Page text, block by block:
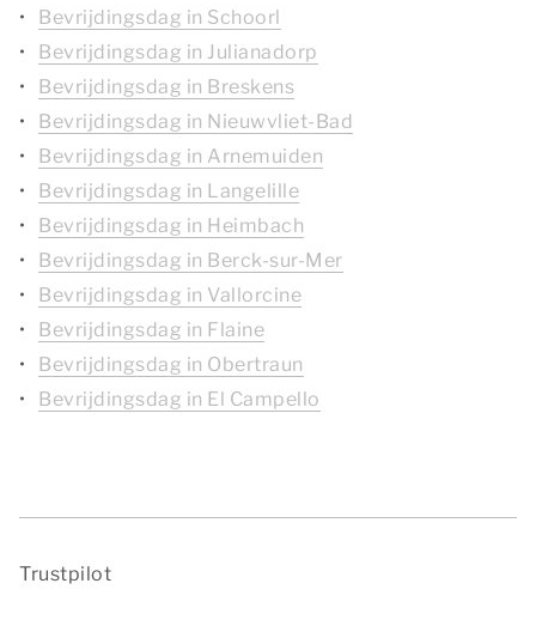
Bevrijdingsdag in Schoorl
Bevrijdingsdag in Julianadorp
Bevrijdingsdag in Breskens
Bevrijdingsdag in Nieuwvliet-Bad
Bevrijdingsdag in Arnemuiden
Bevrijdingsdag in Langelille
Bevrijdingsdag in Heimbach
Bevrijdingsdag in Berck-sur-Mer
Bevrijdingsdag in Vallorcine
Bevrijdingsdag in Flaine
Bevrijdingsdag in Obertraun
Bevrijdingsdag in El Campello
Trustpilot